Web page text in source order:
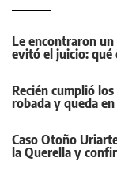
Le encontraron
evitó el juicio: qué
Recién cumplió
robada y queda
Caso Otoño
la Querella y